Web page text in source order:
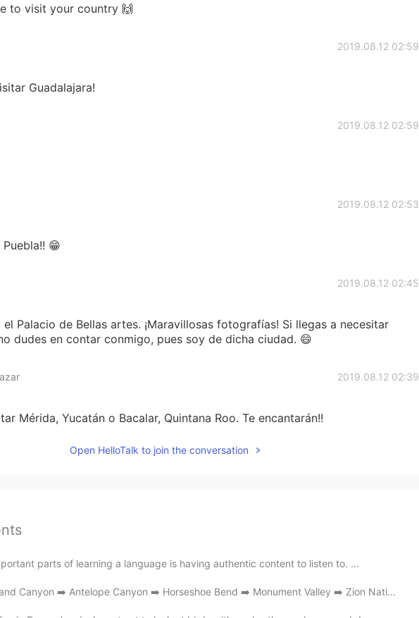
to visit your country 🙌
2019.08.12 02:59
Guadalajara!
2019.08.12 02:59
2019.08.12 02:53
😁
2019.08.12 02:45
el Palacio de Bellas artes. ¡Maravillosas fotografías! Si llegas a necesitar
dudes en contar conmigo, pues soy de dicha ciudad. 😄
2019.08.12 02:39
Mérida, Yucatán o Bacalar, Quintana Roo. Te encantarán!!
Open HelloTalk to join the conversation
parts of learning a language is having authentic content to listen to. ...
Canyon ➡️ Antelope Canyon ➡️ Horseshoe Bend ➡️ Monument Valley ➡️ Zion Nati...